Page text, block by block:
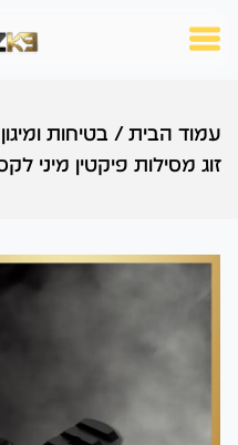
עמוד הבית / בטיחות ומיגון
זוג מסילות פיקטין מיני